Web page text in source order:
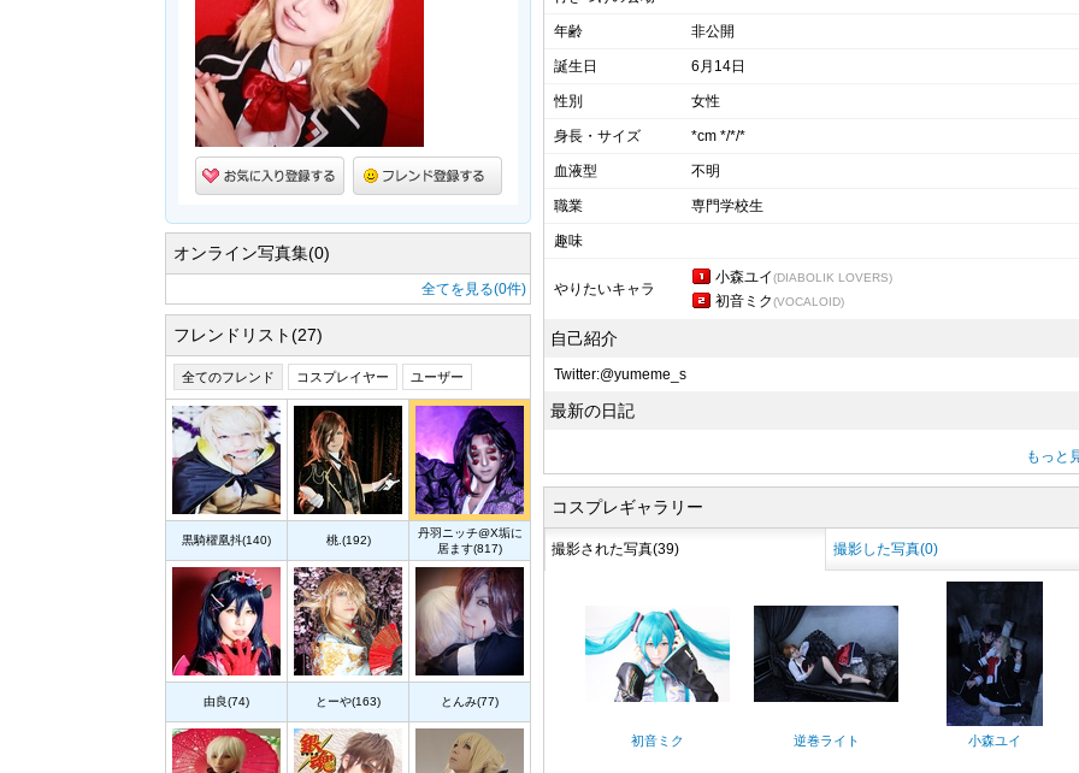
オンライン写真集(0)
全てを見る(0件)
フレンドリスト(27)
全てのフレンド コスプレイヤー ユーザー
黒騎櫂凰抖(140) 桃.(192)
丹羽ニッチ@X垢に
居ます(817)
由良(74) とーや(163) とんみ(77)
年齢 非公開
誕生日 6月14日
性別 女性
身長・サイズ *cm */*/*
血液型 不明
職業 専門学校生
趣味
やりたいキャラ
小森ユイ(DIABOLIK LOVERS)
初音ミク(VOCALOID)
自己紹介
Twitter:@yumeme_s
最新の日記
もっと
コスプレギャラリー
撮影された写真(39) 撮影した写真(0)
初音ミク 逆巻ライト 小森ユイ